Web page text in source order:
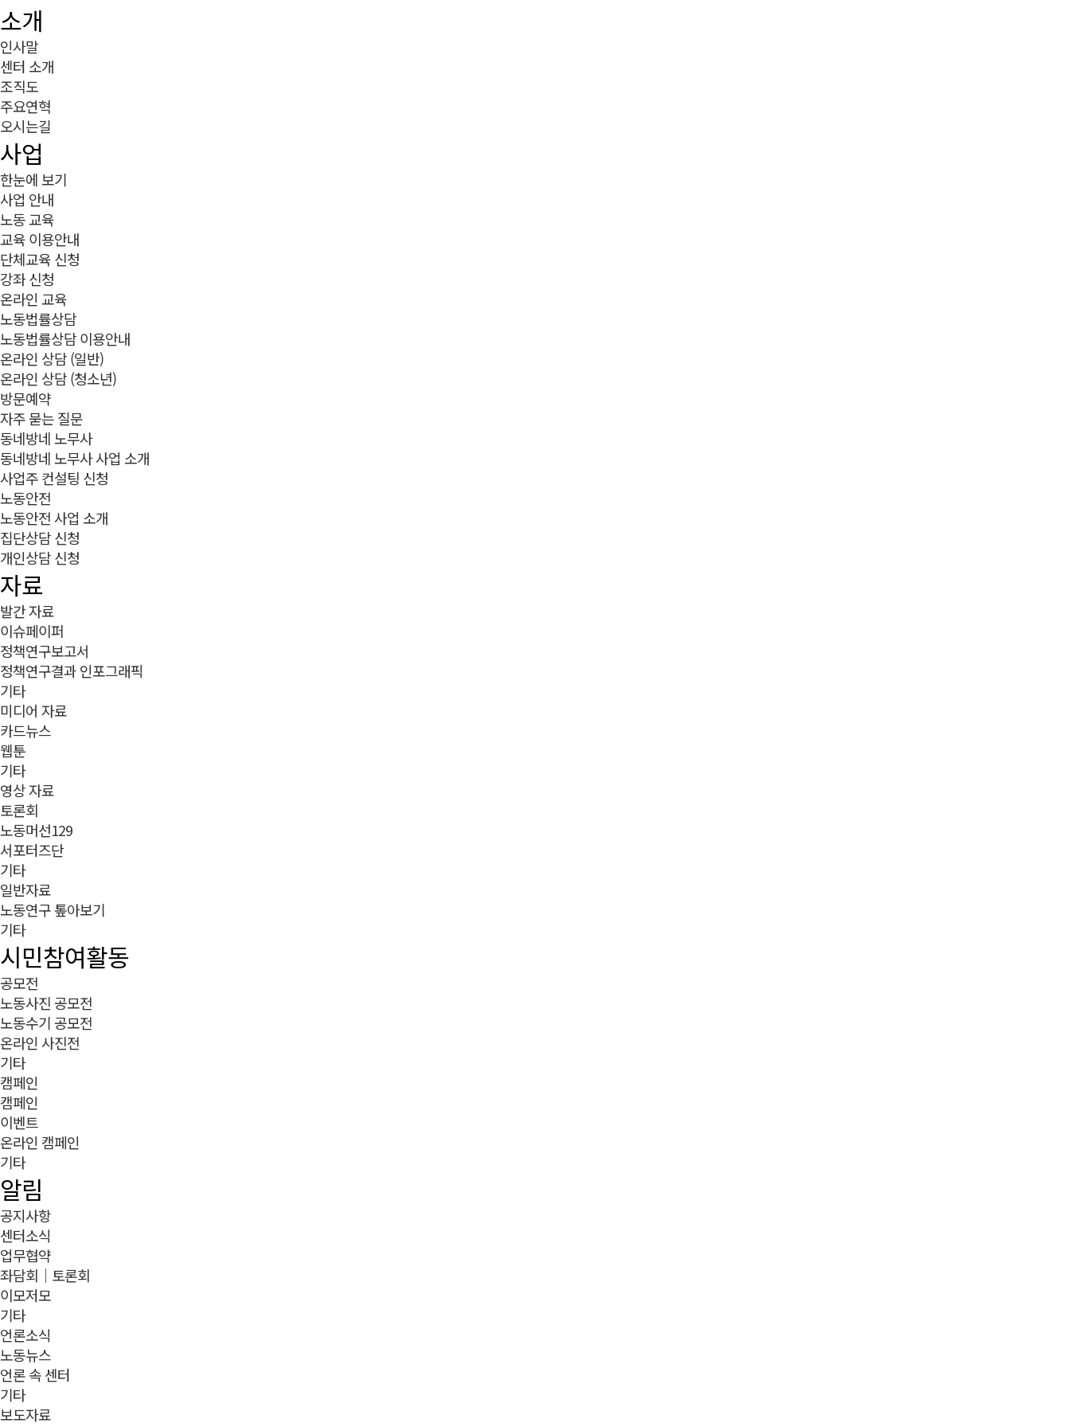
소개
인사말
센터 소개
조직도
주요연혁
오시는길
사업
한눈에 보기
사업 안내
노동 교육
교육 이용안내
단체교육 신청
강좌 신청
온라인 교육
노동법률상담
노동법률상담 이용안내
온라인 상담 (일반)
온라인 상담 (청소년)
방문예약
자주 묻는 질문
동네방네 노무사
동네방네 노무사 사업 소개
사업주 컨설팅 신청
노동안전
노동안전 사업 소개
집단상담 신청
개인상담 신청
자료
발간 자료
이슈페이퍼
정책연구보고서
정책연구결과 인포그래픽
기타
미디어 자료
카드뉴스
웹툰
기타
영상 자료
토론회
노동머선129
서포터즈단
기타
일반자료
노동연구 톺아보기
기타
시민참여활동
공모전
노동사진 공모전
노동수기 공모전
온라인 사진전
기타
캠페인
캠페인
이벤트
온라인 캠페인
기타
알림
공지사항
센터소식
업무협약
좌담회｜토론회
이모저모
기타
언론소식
노동뉴스
언론 속 센터
기타
보도자료